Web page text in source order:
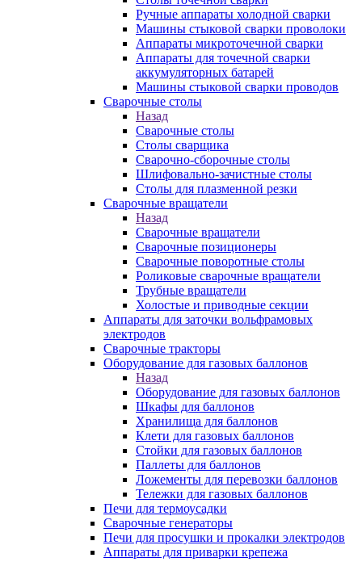
Ручные аппараты холодной сварки
Машины стыковой сварки проволоки
Аппараты микроточечной сварки
Аппараты для точечной сварки
аккумуляторных батарей
Машины стыковой сварки проводов
Сварочные столы
Назад
Сварочные столы
Столы сварщика
Сварочно-сборочные столы
Шлифовально-зачистные столы
Столы для плазменной резки
Сварочные вращатели
Назад
Сварочные вращатели
Сварочные позиционеры
Сварочные поворотные столы
Роликовые сварочные вращатели
Трубные вращатели
Холостые и приводные секции
Аппараты для заточки вольфрамовых
электродов
Сварочные тракторы
Оборудование для газовых баллонов
Назад
Оборудование для газовых баллонов
Шкафы для баллонов
Хранилища для баллонов
Клети для газовых баллонов
Стойки для газовых баллонов
Паллеты для баллонов
Ложементы для перевозки баллонов
Тележки для газовых баллонов
Печи для термоусадки
Сварочные генераторы
Печи для просушки и прокалки электродов
Аппараты для приварки крепежа